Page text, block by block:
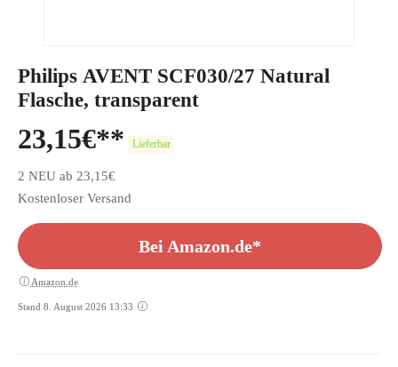
Philips AVENT SCF030/27 Natural
Flasche, transparent
23,15€ Lieferbar
2 NEU ab 23,15€
Kostenloser Versand
Bei Amazon.de*
Amazon.de
Stand 8. August 2026 13:33